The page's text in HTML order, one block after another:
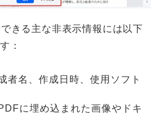
きる主な非表示情報には以下
：
者名、作成日時、使用ソフト
に埋め込まれた画像やドキ